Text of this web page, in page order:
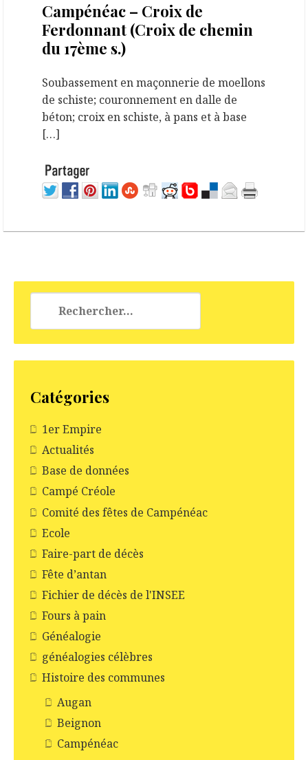
Campénéac – Croix de
Ferdonnant (Croix de chemin
du 17ème s.)
Soubassement en maçonnerie de moellons
de schiste; couronnement en dalle de
béton; croix en schiste, à pans et à base
[…]
Catégories
1er Empire
Actualités
Base de données
Campé Créole
Comité des fêtes de Campénéac
Ecole
Faire-part de décès
Fête d’antan
Fichier de décès de l'INSEE
Fours à pain
Généalogie
généalogies célèbres
Histoire des communes
Augan
Beignon
Campénéac